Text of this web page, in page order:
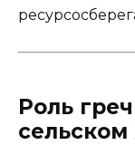
Роль
сельском